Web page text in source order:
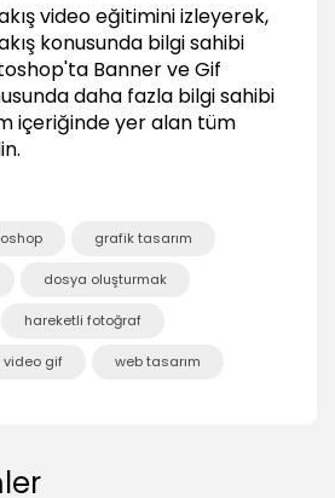
video eğitimini izleyerek,
konusunda bilgi sahibi
Banner ve Gif
daha fazla bilgi sahibi
içeriğinde yer alan tüm
grafik tasarım
dosya oluşturmak
hareketli fotoğraf
video gif web tasarım